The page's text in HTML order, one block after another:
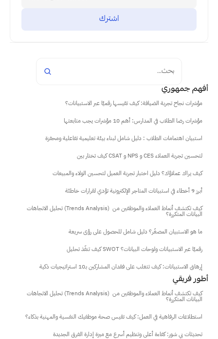
بحث...
أفهم جمهوري
مؤشرات نجاح تجربة الضيافة: كيف تقيسها رقميًا عبر الاستبيانات؟
مؤشرات رضا الطلاب في المدارس: أهم 10 مؤشرات يجب متابعتها
استبيان اهتمامات الطلاب : دليل شامل لبناء بيئة تعليمية تفاعلية ومحفزة
كيف تختار بين CSAT و NPS و CES لتحسين تجربة العملاء
كيف يراك عملاؤك؟ دليل اختبار تجربة العميل لتحسين الولاء والمبيعات
أبرز 9 أخطاء في استبيانات المتاجر الإلكترونية تؤدي لقرارات خاطئة
تحليل الاتجاهات (Trends Analysis) كيف تكتشف أنماط العملاء والموظفين من
البيانات المتكررة؟
ما هو الاستبيان المصغّر؟ دليل شامل للحصول على رؤى سريعة
كيف تنفّذ تحليل SWOT رقميًا عبر الاستبيانات ولوحات البيانات؟
إرهاق الاستبيانات: كيف تتغلب على فقدان المشاركين بـ10 استراتيجيات ذكية
أطور فريقي
تحليل الاتجاهات (Trends Analysis) كيف تكتشف أنماط العملاء والموظفين من
البيانات المتكررة؟
استطلاعات الرفاهية في العمل: كيف تقيس صحة موظفيك النفسية والمهنية بذكاء؟
تحديثات بي شور: كفاءة أعلى وتنظيم أسرع مع ميزة إدارة الفرق الجديدة